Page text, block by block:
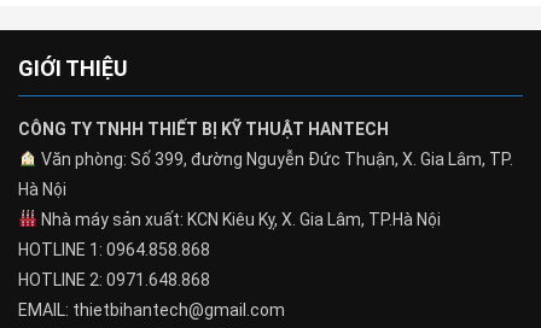
GIỚI THIỆU
CÔNG TY TNHH THIẾT BỊ KỸ THUẬT HANTECH
Văn phòng: Số 399, đường Nguyễn Đức Thuận, X. Gia Lâm, TP.
Hà Nội
Nhà máy sản xuất: KCN Kiêu Kỵ, X. Gia Lâm, TP.Hà Nội
HOTLINE 1: 0964.858.868
HOTLINE 2: 0971.648.868
EMAIL: thietbihantech@gmail.com